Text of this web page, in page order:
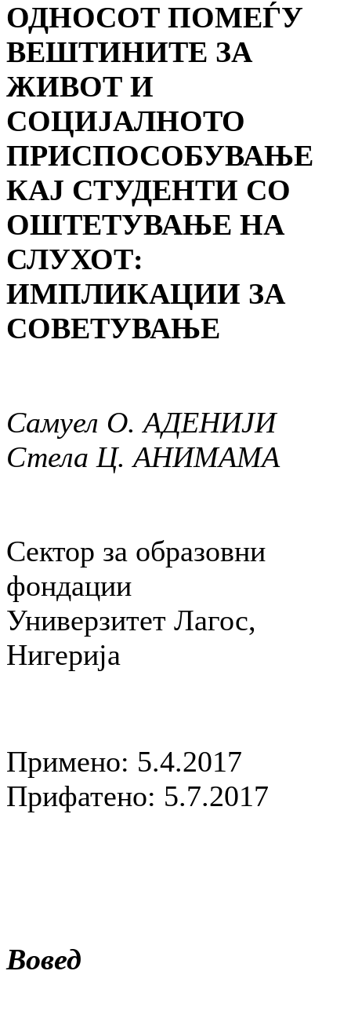
ОДНОСОТ ПОМЕЃУ
ВЕШТИНИТЕ ЗА
ЖИВОТ И
СОЦИЈАЛНОТО
ПРИСПОСОБУВАЊЕ
КАЈ СТУДЕНТИ СО
ОШТЕТУВАЊЕ НА
СЛУХОТ:
ИМПЛИКАЦИИ ЗА
СОВЕТУВАЊЕ
Самуел О. АДЕНИЈИ
Стела Ц. АНИМАМА
Сектор за образовни
фондации
Универзитет Лагос,
Нигерија
Примено: 5.4.2017
Прифатено: 5.7.2017
Вовед